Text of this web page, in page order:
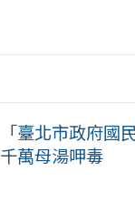
「臺北市政府
千萬母湯呷毒